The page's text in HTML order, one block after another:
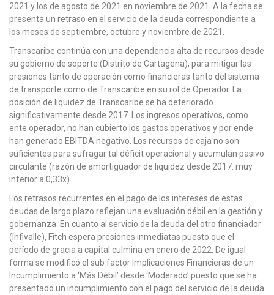
2021 y los de agosto de 2021 en noviembre de 2021. A la fecha se
presenta un retraso en el servicio de la deuda correspondiente a
los meses de septiembre, octubre y noviembre de 2021.
Transcaribe continúa con una dependencia alta de recursos desde
su gobierno de soporte (Distrito de Cartagena), para mitigar las
presiones tanto de operación como financieras tanto del sistema
de transporte como de Transcaribe en su rol de Operador. La
posición de liquidez de Transcaribe se ha deteriorado
significativamente desde 2017. Los ingresos operativos, como
ente operador, no han cubierto los gastos operativos y por ende
han generado EBITDA negativo. Los recursos de caja no son
suficientes para sufragar tal déficit operacional y acumulan pasivo
circulante (razón de amortiguador de liquidez desde 2017: muy
inferior a 0,33x).
Los retrasos recurrentes en el pago de los intereses de estas
deudas de largo plazo reflejan una evaluación débil en la gestión y
gobernanza. En cuanto al servicio de la deuda del otro financiador
(Infivalle), Fitch espera presiones inmediatas puesto que el
período de gracia a capital culmina en enero de 2022. De igual
forma se modificó el sub factor Implicaciones Financieras de un
Incumplimiento a ‘Más Débil’ desde ‘Moderado’ puesto que se ha
presentado un incumplimiento con el pago del servicio de la deuda